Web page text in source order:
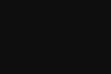
на Twitter